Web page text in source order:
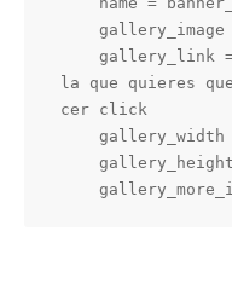
la que quieres
cer click